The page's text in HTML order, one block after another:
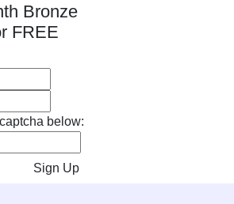
Bronze
FREE
below:
Sign Up